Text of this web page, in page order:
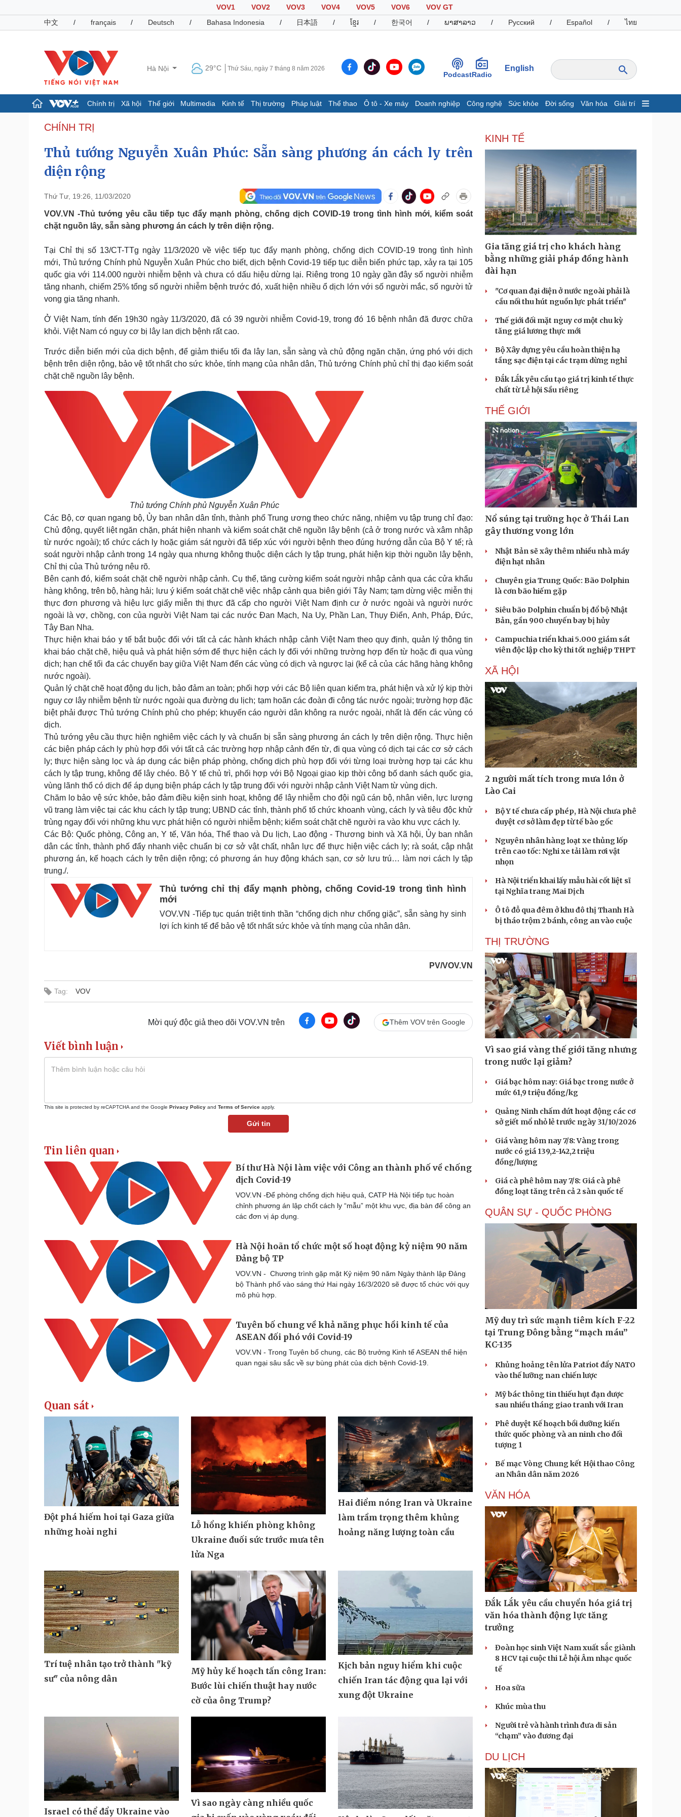
VOV1 VOV2 VOV3 VOV4 VOV5 VOV6
VOV GT
中文
/ français / Deutsch / Bahasa Indonesia / 日本語 / ខ្មែរ / 한국어 / ພາສາລາວ / Русский / Español / ไทย
Hà Nội 29°C Thứ Sáu, ngày 7 tháng 8 năm 2026
PodcastRadio
English
Chính trị Xã hội Thế giới Multimedia Kinh tế Thị trường Pháp luật Thể thao Ô tô - Xe máy Doanh nghiệp Công nghệ Sức khỏe Đời sống Văn hóa Giải trí
Chính trị
Tổ chức nhân sự
Quốc hội
Nhận diện sự thật
Dự báo thời tiết
Giáo dục
Cuộc sống đó đây
Hồ sơ
Ảnh
E-Magazine
Bất động sản
Khởi nghiệp
Tiêu dùng
Chứng khoán
Giá cà phê
Pháp luật
Vụ án
Tin nóng
Quân sự - Quốc phòng
Vũ khí
Việt Nam
Thể thao
Bóng đá
Lịch thi đấu bóng đá
eSports
Hậu trường
Ô tô - Xe máy
Doanh nghiệp
Thông tin doanh nghiệp
Doanh nghiệp 24h
Doanh nhân
Vì cộng đồng
Công nghệ
Sành điệu
Tin Công nghệ
Trải nghiệm
Chuyển đổi số
Sức khỏe
Dinh dưỡng - món ngon
Sản phụ khoa
Nhi khoa
Làm đẹp - giảm cân
Phòng mạch online
Ăn sạch sống khỏe
Đời sống
Tình yêu - Gia đình
Văn hóa
Âm nhạc
Giải trí
Sao Việt
Du lịch
check-in
Câu chuyện thời sự
Đọc truyện đêm khuya
Cửa sổ tình yêu
Kể chuyện cho bé
CHÍNH TRỊ
Thủ tướng Nguyễn Xuân Phúc: Sẵn sàng phương án cách ly trên
diện rộng
Thứ Tư, 19:26, 11/03/2020
VOV.VN -Thủ tướng yêu cầu tiếp tục đẩy mạnh phòng, chống dịch COVID-19 trong tình hình mới, kiểm soát
chặt nguồn lây, sẵn sàng phương án cách ly trên diện rộng.
Tại Chỉ thị số 13/CT-TTg ngày 11/3/2020 về việc tiếp tục đẩy mạnh phòng, chống dịch COVID-19 trong tình hình
mới, Thủ tướng Chính phủ Nguyễn Xuân Phúc cho biết, dịch bệnh Covid-19 tiếp tục diễn biến phức tạp, xảy ra tại 105
quốc gia với 114.000 người nhiễm bệnh và chưa có dấu hiệu dừng lại. Riêng trong 10 ngày gần đây số người nhiễm
tăng nhanh, chiếm 25% tổng số người nhiễm bệnh trước đó, xuất hiện nhiều ổ dịch lớn với số người mắc, số người tử
vong gia tăng nhanh.
Ở Việt Nam, tính đến 19h30 ngày 11/3/2020, đã có 39 người nhiễm Covid-19, trong đó 16 bệnh nhân đã được chữa
khỏi. Việt Nam có nguy cơ bị lây lan dịch bệnh rất cao.
Trước diễn biến mới của dịch bệnh, để giảm thiểu tối đa lây lan, sẵn sàng và chủ động ngăn chặn, ứng phó với dịch
bệnh trên diện rộng, bảo vệ tốt nhất cho sức khỏe, tính mạng của nhân dân, Thủ tướng Chính phủ chỉ thị đạo kiểm soát
chặt chẽ nguồn lây bệnh.
Thủ tướng Chính phủ Nguyễn Xuân Phúc
Các Bộ, cơ quan ngang bộ, Ủy ban nhân dân tỉnh, thành phố Trung ương theo chức năng, nhiệm vụ tập trung chỉ đạo:
Chủ động, quyết liệt ngăn chặn, phát hiện nhanh và kiểm soát chặt chẽ nguồn lây bệnh (cả ở trong nước và xâm nhập
từ nước ngoài); tổ chức cách ly hoặc giám sát người đã tiếp xúc với người bệnh theo đúng hướng dẫn của Bộ Y tế; rà
soát người nhập cảnh trong 14 ngày qua nhưng không thuộc diện cách ly tập trung, phát hiện kịp thời nguồn lây bệnh,
Chỉ thị của Thủ tướng nêu rõ.
Bên cạnh đó, kiểm soát chặt chẽ người nhập cảnh. Cụ thể, tăng cường kiểm soát người nhập cảnh qua các cửa khẩu
hàng không, trên bộ, hàng hải; lưu ý kiểm soát chặt chẽ việc nhập cảnh qua biên giới Tây Nam; tạm dừng việc miễn thị
thực đơn phương và hiệu lực giấy miễn thị thực đã cấp cho người Việt Nam định cư ở nước ngoài và người nước
ngoài là vợ, chồng, con của người Việt Nam tại các nước Đan Mạch, Na Uy, Phần Lan, Thụy Điển, Anh, Pháp, Đức,
Tây Ban Nha.
Thực hiện khai báo y tế bắt buộc đối với tất cả các hành khách nhập cảnh Việt Nam theo quy định, quản lý thông tin
khai báo chặt chẽ, hiệu quả và phát hiện sớm để thực hiện cách ly đối với những trường hợp đến từ hoặc đi qua vùng
dịch; hạn chế tối đa các chuyến bay giữa Việt Nam đến các vùng có dịch và ngược lại (kể cả của các hãng hàng không
nước ngoài).
Quản lý chặt chẽ hoạt động du lịch, bảo đảm an toàn; phối hợp với các Bộ liên quan kiểm tra, phát hiện và xử lý kịp thời
nguy cơ lây nhiễm bệnh từ nước ngoài qua đường du lịch; tạm hoãn các đoàn đi công tác nước ngoài; trường hợp đặc
biệt phải được Thủ tướng Chính phủ cho phép; khuyến cáo người dân không ra nước ngoài, nhất là đến các vùng có
dịch.
Thủ tướng yêu cầu thực hiện nghiêm việc cách ly và chuẩn bị sẵn sàng phương án cách ly trên diện rộng. Thực hiện
các biện pháp cách ly phù hợp đối với tất cả các trường hợp nhập cảnh đến từ, đi qua vùng có dịch tại các cơ sở cách
ly; thực hiện sàng lọc và áp dụng các biện pháp phòng, chống dịch phù hợp đối với từng loại trường hợp tại các khu
cách ly tập trung, không để lây chéo. Bộ Y tế chủ trì, phối hợp với Bộ Ngoại giao kịp thời công bố danh sách quốc gia,
vùng lãnh thổ có dịch để áp dụng biện pháp cách ly tập trung đối với người nhập cảnh Việt Nam từ vùng dịch.
Chăm lo bảo vệ sức khỏe, bảo đảm điều kiện sinh hoạt, không để lây nhiễm cho đội ngũ cán bộ, nhân viên, lực lượng
vũ trang làm việc tại các khu cách ly tập trung; UBND các tỉnh, thành phố tổ chức khoanh vùng, cách ly và tiêu độc khử
trùng ngay đối với những khu vực phát hiện có người nhiễm bệnh; kiểm soát chặt chẽ người ra vào khu vực cách ly.
Các Bộ: Quốc phòng, Công an, Y tế, Văn hóa, Thể thao và Du lịch, Lao động - Thương binh và Xã hội, Ủy ban nhân
dân các tỉnh, thành phố đẩy nhanh việc chuẩn bị cơ sở vật chất, nhân lực để thực hiện việc cách ly; rà soát, cập nhật
phương án, kế hoạch cách ly trên diện rộng; có phương án huy động khách sạn, cơ sở lưu trú… làm nơi cách ly tập
trung./.
Thủ tướng chỉ thị đẩy mạnh phòng, chống Covid-19 trong tình hình
mới
VOV.VN -Tiếp tục quán triệt tinh thần “chống dịch như chống giặc”, sẵn sàng hy sinh
lợi ích kinh tế để bảo vệ tốt nhất sức khỏe và tính mạng của nhân dân.
PV/VOV.VN
Tag: VOV
Mời quý độc giả theo dõi VOV.VN trên Thêm VOV trên Google
Viết bình luận
This site is protected by reCAPTCHA and the Google Privacy Policy and Terms of Service apply.
Gửi tin
Tin liên quan
Bí thư Hà Nội làm việc với Công an thành phố về chống
dịch Covid-19
VOV.VN -Để phòng chống dịch hiệu quả, CATP Hà Nội tiếp tục hoàn
chỉnh phương án lập chốt cách ly “mẫu” một khu vực, địa bàn để công an
các đơn vị áp dụng.
Hà Nội hoãn tổ chức một số hoạt động kỷ niệm 90 năm
Đảng bộ TP
VOV.VN - Chương trình gặp mặt Kỷ niệm 90 năm Ngày thành lập Đảng
bộ Thành phố vào sáng thứ Hai ngày 16/3/2020 sẽ được tổ chức với quy
mô phù hợp.
Tuyên bố chung về khả năng phục hồi kinh tế của
ASEAN đối phó với Covid-19
VOV.VN - Trong Tuyên bố chung, các Bộ trưởng Kinh tế ASEAN thể hiện
quan ngại sâu sắc về sự bùng phát của dịch bệnh Covid-19.
Quan sát
Đột phá hiếm hoi tại Gaza giữa
những hoài nghi
Lỗ hổng khiến phòng không
Ukraine đuối sức trước mưa tên
lửa Nga
Hai điểm nóng Iran và Ukraine
làm trầm trọng thêm khủng
hoảng năng lượng toàn cầu
Trí tuệ nhân tạo trở thành "kỹ
sư" của nông dân
Mỹ hủy kế hoạch tấn công Iran:
Bước lùi chiến thuật hay nước
cờ của ông Trump?
Kịch bản nguy hiểm khi cuộc
chiến Iran tác động qua lại với
xung đột Ukraine
Israel có thể đẩy Ukraine vào
Vì sao ngày càng nhiều quốc
KINH TẾ
Gia tăng giá trị cho khách hàng
bằng những giải pháp đồng hành
dài hạn
"Cơ quan đại diện ở nước ngoài phải là
cầu nối thu hút nguồn lực phát triển"
Thế giới đối mặt nguy cơ một chu kỳ
tăng giá lương thực mới
Bộ Xây dựng yêu cầu hoàn thiện hạ
tầng sạc điện tại các trạm dừng nghỉ
Đắk Lắk yêu cầu tạo giá trị kinh tế thực
chất từ Lễ hội Sầu riêng
THẾ GIỚI
Nổ súng tại trường học ở Thái Lan
gây thương vong lớn
Nhật Bản sẽ xây thêm nhiều nhà máy
điện hạt nhân
Chuyên gia Trung Quốc: Bão Dolphin
là cơn bão hiếm gặp
Siêu bão Dolphin chuẩn bị đổ bộ Nhật
Bản, gần 900 chuyến bay bị hủy
Campuchia triển khai 5.000 giám sát
viên độc lập cho kỳ thi tốt nghiệp THPT
XÃ HỘI
2 người mất tích trong mưa lớn ở
Lào Cai
Bộ Y tế chưa cấp phép, Hà Nội chưa phê
duyệt cơ sở làm đẹp từ tế bào gốc
Nguyên nhân hàng loạt xe thủng lốp
trên cao tốc: Nghi xe tải làm rơi vật
nhọn
Hà Nội triển khai lấy mẫu hài cốt liệt sĩ
tại Nghĩa trang Mai Dịch
Ô tô đỗ qua đêm ở khu đô thị Thanh Hà
bị tháo trộm 2 bánh, công an vào cuộc
THỊ TRƯỜNG
Vì sao giá vàng thế giới tăng nhưng
trong nước lại giảm?
Giá bạc hôm nay: Giá bạc trong nước ở
mức 61,9 triệu đồng/kg
Quảng Ninh chấm dứt hoạt động các cơ
sở giết mổ nhỏ lẻ trước ngày 31/10/2026
Giá vàng hôm nay 7/8: Vàng trong
nước có giá 139,2-142,2 triệu
đồng/lượng
Giá cà phê hôm nay 7/8: Giá cà phê
đồng loạt tăng trên cả 2 sàn quốc tế
QUÂN SỰ - QUỐC PHÒNG
Mỹ duy trì sức mạnh tiêm kích F-22
tại Trung Đông bằng “mạch máu”
KC-135
Khủng hoảng tên lửa Patriot đẩy NATO
vào thế lưỡng nan chiến lược
Mỹ bác thông tin thiếu hụt đạn dược
sau nhiều tháng giao tranh với Iran
Phê duyệt Kế hoạch bồi dưỡng kiến
thức quốc phòng và an ninh cho đối
tượng 1
Bế mạc Vòng Chung kết Hội thao Công
an Nhân dân năm 2026
VĂN HÓA
Đắk Lắk yêu cầu chuyển hóa giá trị
văn hóa thành động lực tăng
trưởng
Đoàn học sinh Việt Nam xuất sắc giành
8 HCV tại cuộc thi Lễ hội Âm nhạc quốc
tế
Hoa sữa
Khúc mùa thu
Người trẻ và hành trình đưa di sản
“chạm” vào đương đại
DU LỊCH